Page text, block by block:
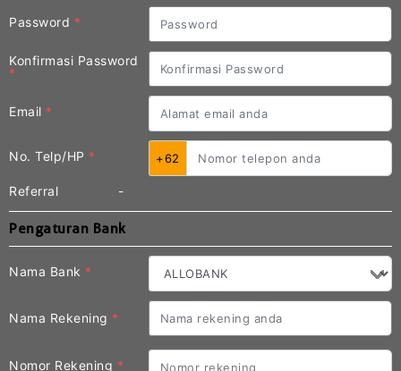
Password *
Konfirmasi Password
*
Email *
No. Telp/HP * +62
Referral -
Pengaturan Bank
Nama Bank *
Nama Rekening *
Nomor Rekening *